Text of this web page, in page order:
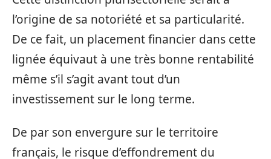
l’origine de sa notoriété et sa particularité.
De ce fait, un placement financier dans cette
lignée équivaut à une très bonne rentabilité
même s’il s’agit avant tout d’un
investissement sur le long terme.
De par son envergure sur le territoire
français, le risque d’effondrement du